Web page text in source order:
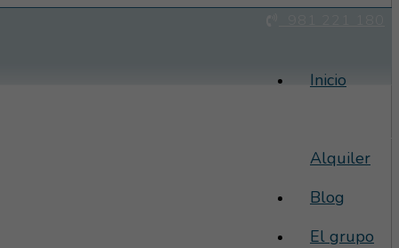
Inicio
Alquiler
Blog
El grupo